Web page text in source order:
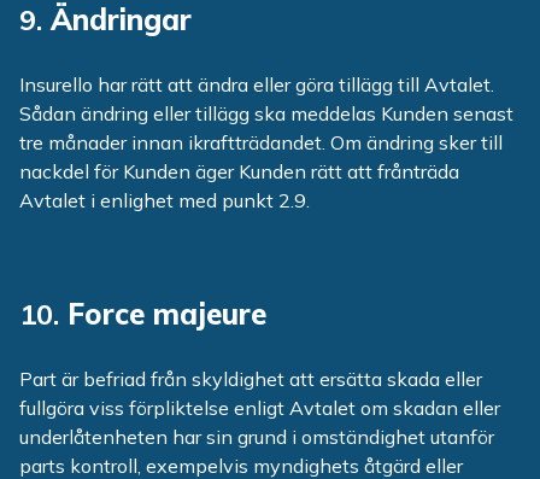
9.Ändringar
Insurello har rätt att ändra eller göra tillägg till Avtalet.
Sådan ändring eller tillägg ska meddelas Kunden senast
tre månader innan ikraftträdandet. Om ändring sker till
nackdel för Kunden äger Kunden rätt att frånträda
Avtalet i enlighet med punkt 2.9.
10. Force majeure
Part är befriad från skyldighet att ersätta skada eller
fullgöra viss förpliktelse enligt Avtalet om skadan eller
underlåtenheten har sin grund i omständighet utanför
parts kontroll, exempelvis myndighets åtgärd eller